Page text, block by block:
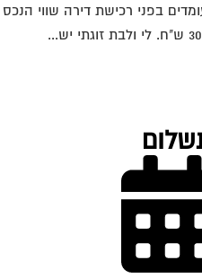
בפני רכישת דירה שווי הנכס